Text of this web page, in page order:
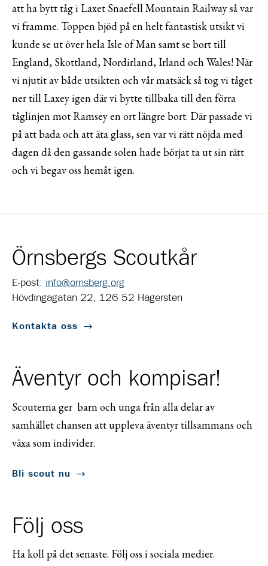
att ha bytt tåg i Laxet Snaefell Mountain Railway så var
vi framme. Toppen bjöd på en helt fantastisk utsikt vi
kunde se ut över hela Isle of Man samt se bort till
England, Skottland, Nordirland, Irland och Wales! När
vi njutit av både utsikten och vår matsäck så tog vi tåget
ner till Laxey igen där vi bytte tillbaka till den förra
tåglinjen mot Ramsey en ort längre bort. Där passade vi
på att bada och att äta glass, sen var vi rätt nöjda med
dagen då den gassande solen hade börjat ta ut sin rätt
och vi begav oss hemåt igen.
Örnsbergs Scoutkår
E-post: info@ornsberg.org
Hövdingagatan 22, 126 52 Hägersten
Kontakta oss
Äventyr och kompisar!
Scouterna ger barn och unga från alla delar av
samhället chansen att uppleva äventyr tillsammans och
växa som individer.
Bli scout nu
Följ oss
Ha koll på det senaste. Följ oss i sociala medier.